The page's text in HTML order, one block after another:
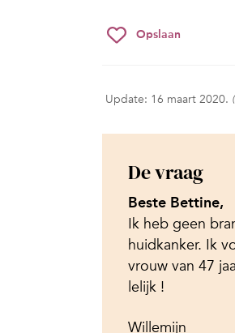
Opslaan
Update: 16 maart 2020.
De vraag
Beste Bettine,
Ik heb geen
huidkanker. Ik
vrouw van 47
lelijk !
Willemijn